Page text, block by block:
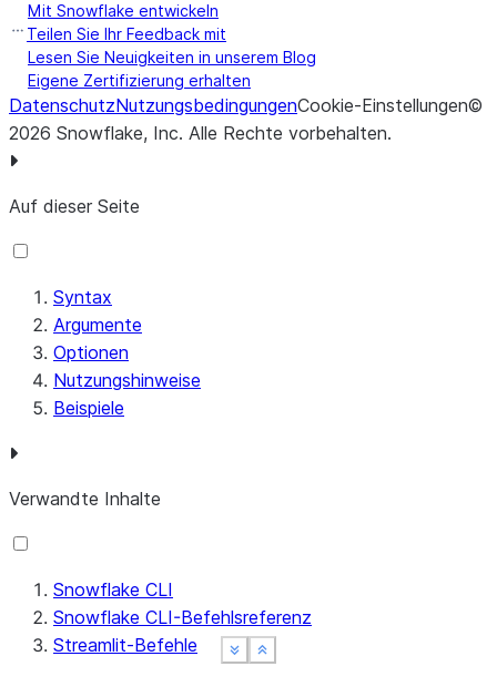
Show less
See moreShow less
See moreShow less
See more
Mit Snowflake entwickeln
Teilen Sie Ihr Feedback mit
Lesen Sie Neuigkeiten in unserem Blog
Eigene Zertifizierung erhalten
DatenschutzNutzungsbedingungenCookie-Einstellungen©
2026 Snowflake, Inc. Alle Rechte vorbehalten.
Auf dieser Seite
Syntax
Argumente
Optionen
Nutzungshinweise
Beispiele
Verwandte Inhalte
Snowflake CLI
Snowflake CLI-Befehlsreferenz
Streamlit-Befehle